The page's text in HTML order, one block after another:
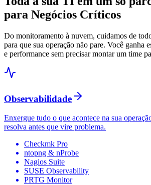
para Negócios Críticos
Do monitoramento à nuvem, cuidamos de
para que sua operação não pare. Você ganha
e performance sem precisar montar um time
Observabilidade
Enxergue tudo o que acontece na sua
resolva antes que vire problema.
Checkmk Pro
ntopng & nProbe
Nagios Suite
SUSE Observability
PRTG Monitor